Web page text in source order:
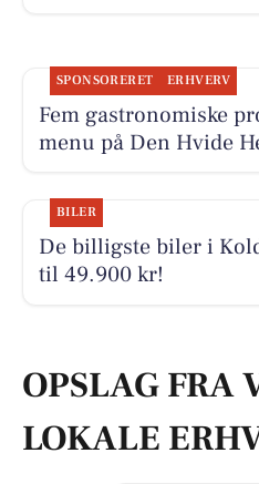
SPONSORERET ERHVERV
Fem gastronomiske
menu på Den Hvide
BILER
De billigste biler i
til 49.900 kr!
OPSLAG FRA
LOKALE